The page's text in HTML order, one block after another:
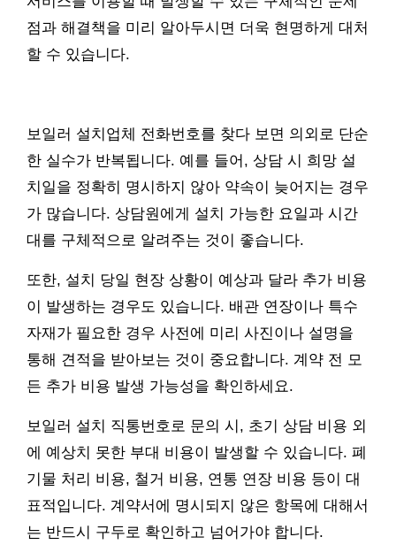
점과 해결책을 미리 알아두시면 더욱 현명하게 대처
할 수 있습니다.
보일러 설치업체 전화번호를 찾다 보면 의외로 단순
한 실수가 반복됩니다. 예를 들어, 상담 시 희망 설
치일을 정확히 명시하지 않아 약속이 늦어지는 경우
가 많습니다. 상담원에게 설치 가능한 요일과 시간
대를 구체적으로 알려주는 것이 좋습니다.
또한, 설치 당일 현장 상황이 예상과 달라 추가 비용
이 발생하는 경우도 있습니다. 배관 연장이나 특수
자재가 필요한 경우 사전에 미리 사진이나 설명을
통해 견적을 받아보는 것이 중요합니다. 계약 전 모
든 추가 비용 발생 가능성을 확인하세요.
보일러 설치 직통번호로 문의 시, 초기 상담 비용 외
에 예상치 못한 부대 비용이 발생할 수 있습니다. 폐
기물 처리 비용, 철거 비용, 연통 연장 비용 등이 대
표적입니다. 계약서에 명시되지 않은 항목에 대해서
는 반드시 구두로 확인하고 넘어가야 합니다.